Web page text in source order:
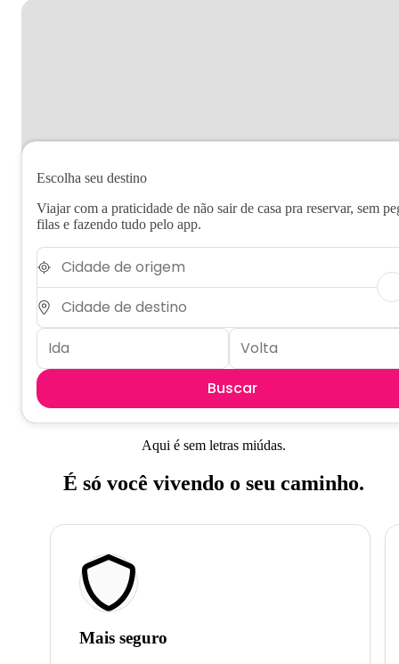
Escolha seu destino
Viajar com a praticidade de não sair de casa pra reservar, sem
filas e fazendo tudo pelo app.
Buscar
Aqui é sem letras miúdas.
É só você vivendo o seu caminho.
Mais seguro